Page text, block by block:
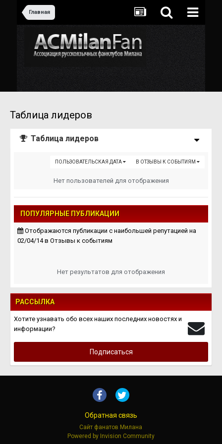
Главная
Таблица лидеров
Таблица лидеров
В ОТЗЫВЫ К СОБЫТИЯМ
ПОЛЬЗОВАТЕЛЬСКАЯ ДАТА
Нет пользователей для отображения
ПОПУЛЯРНЫЕ ПУБЛИКАЦИИ
Отображаются публикации с наибольшей репутацией на
02/04/14 в Отзывы к событиям
Нет результатов для отображения
РАССЫЛКА
Хотите узнавать обо всех наших последних новостях и
информации?
Подписаться
Обратная связь
Сайт фанатов Милана
Powered by Invision Community